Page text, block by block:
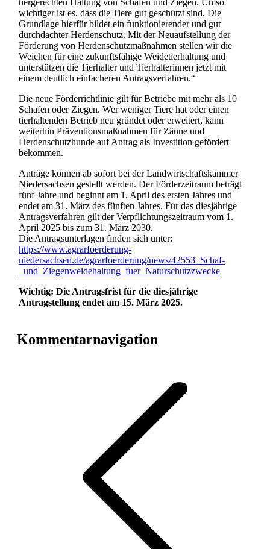
tiergerechten Haltung von Schafen und Ziegen. Umso
wichtiger ist es, dass die Tiere gut geschützt sind. Die
Grundlage hierfür bildet ein funktionierender und gut
durchdachter Herdenschutz. Mit der Neuaufstellung der
Förderung von Herdenschutzmaßnahmen stellen wir die
Weichen für eine zukunftsfähige Weidetierhaltung und
unterstützen die Tierhalter und Tierhalterinnen jetzt mit
einem deutlich einfacheren Antragsverfahren.“
Die neue Förderrichtlinie gilt für Betriebe mit mehr als 10
Schafen oder Ziegen. Wer weniger Tiere hat oder einen
tierhaltenden Betrieb neu gründet oder erweitert, kann
weiterhin Präventionsmaßnahmen für Zäune und
Herdenschutzhunde auf Antrag als Investition gefördert
bekommen.
Anträge können ab sofort bei der Landwirtschaftskammer
Niedersachsen gestellt werden. Der Förderzeitraum beträgt
fünf Jahre und beginnt am 1. April des ersten Jahres und
endet am 31. März des fünften Jahres. Für das diesjährige
Antragsverfahren gilt der Verpflichtungszeitraum vom 1.
April 2025 bis zum 31. März 2030.
Die Antragsunterlagen finden sich unter:
https://www.agrarfoerderung-
niedersachsen.de/agrarfoerderung/news/42553_Schaf-
_und_Ziegenweidehaltung_fuer_Naturschutzzwecke
Wichtig: Die Antragsfrist für die diesjährige
Antragstellung endet am 15. März 2025.
Kommentarnavigation